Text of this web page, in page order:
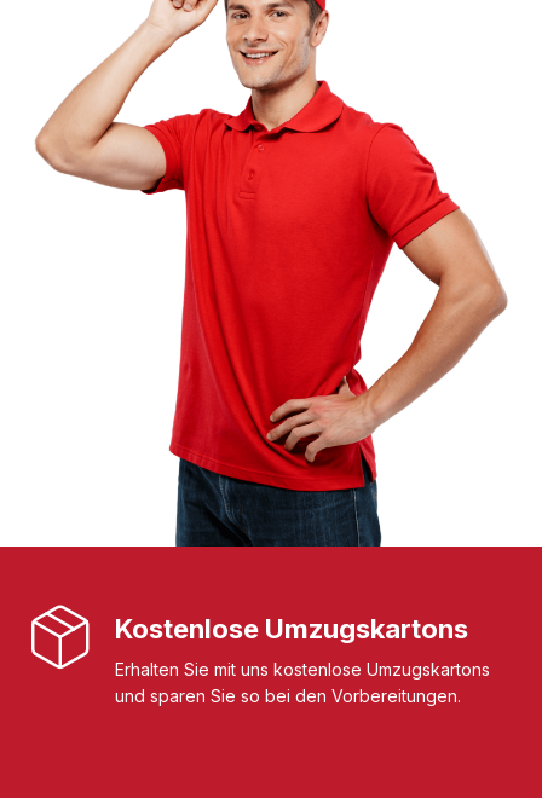
Kostenlose Umzugskartons
Erhalten Sie mit uns kostenlose Umzugskartons
und sparen Sie so bei den Vorbereitungen.